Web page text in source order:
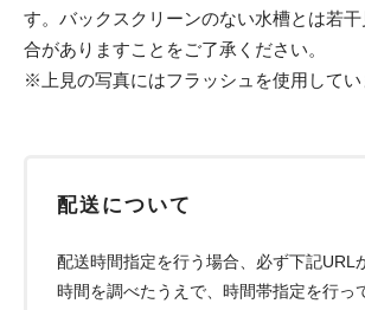
す。バックスクリーンのない水槽とは若
合がありますことをご了承ください。
※上見の写真にはフラッシュを使用してい
配送について
配送時間指定を行う場合、必ず下記URL
時間を調べたうえで、時間帯指定を行っ